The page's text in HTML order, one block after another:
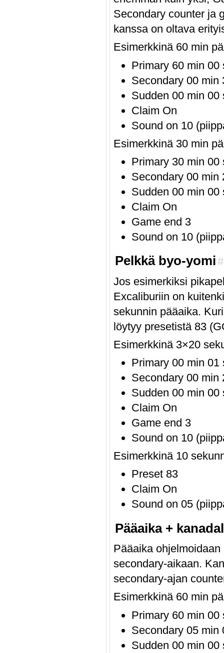
Secondary counter ja
kanssa on oltava
Esimerkkinä 60 min
Primary 60 min 00
Secondary 00 min
Sudden 00 min 00
Claim On
Sound on 10
Esimerkkinä 30 min
Primary 30 min 00
Secondary 00 min
Sudden 00 min 00
Claim On
Game end 3
Sound on 10
Pelkkä byo-yomi#
Jos esimerkiksi
Excaliburiin on
sekunnin pääaika.
löytyy presetistä 83
Esimerkkinä 3×20
Primary 00 min 01
Secondary 00 min
Sudden 00 min 00
Claim On
Game end 3
Sound on 10
Esimerkkinä 10
Preset 83
Claim On
Sound on 05
Pääaika +
Pääaika
secondary-aikaan.
secondary-ajan
Esimerkkinä 60 min
Primary 60 min 00
Secondary 05 min
Sudden 00 min 00